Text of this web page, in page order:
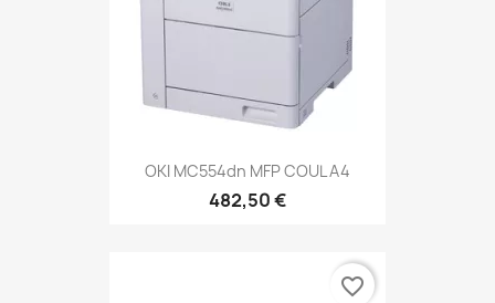
OKI MC554dn MFP COUL A4
482,50 €
favorite_border